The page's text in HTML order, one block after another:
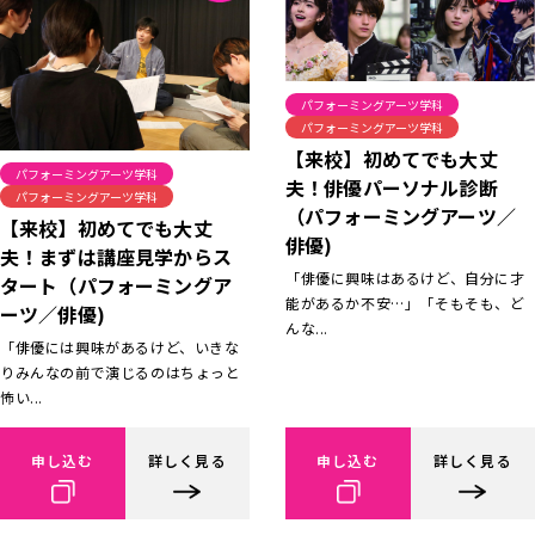
パフォーミングアーツ学科
パフォーミングアーツ学科
【来校】初めてでも大丈
夫！まずは講座見学からス
タート（パフォーミングア
ーツ／俳優)
「俳優には興味があるけど、いきな
りみんなの前で演じるのはちょっと
怖い...
申し込む 詳しく見る
パフォーミングアーツ学科
パフォーミングアーツ学科
【来校】初めてでも大丈
夫！俳優パーソナル診断
（パフォーミングアーツ／
俳優)
「俳優に興味はあるけど、自分に才
能があるか不安…」「そもそも、ど
んな...
申し込む 詳しく見る